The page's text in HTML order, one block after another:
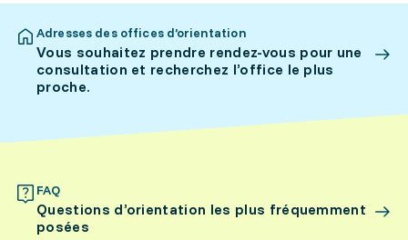
Adresses des offices d’orientation
Vous souhaitez prendre rendez-vous pour une
consultation et recherchez l’office le plus
proche.
FAQ
Questions d’orientation les plus fréquemment
posées